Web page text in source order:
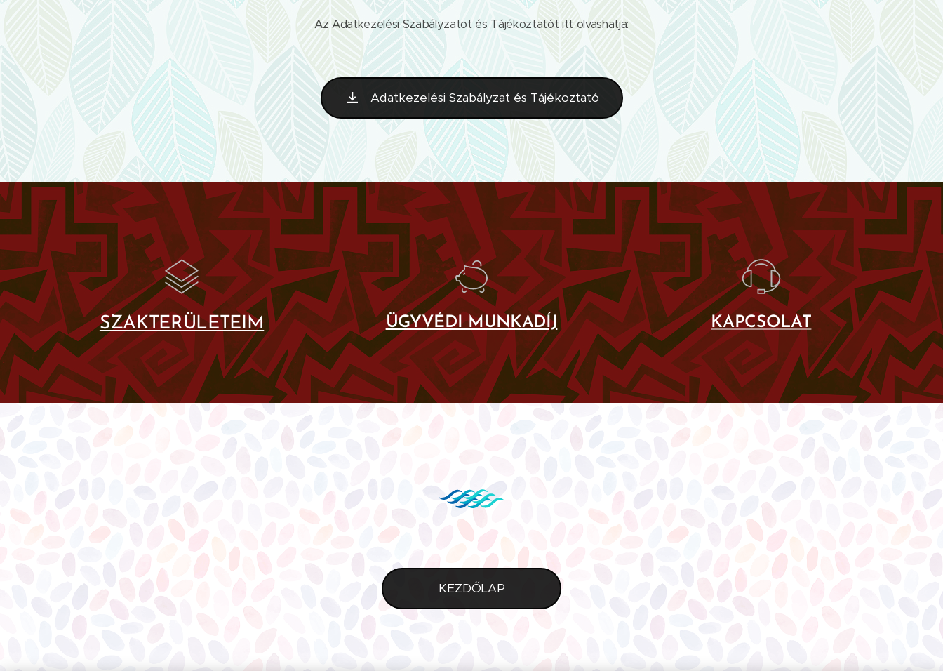
Az Adatkezelési Szabályzatot és Tájékoztatót itt olvashatja:
Adatkezelési Szabályzat és Tájékoztató
SZAKTERÜLETEIM ÜGYVÉDI MUNKADÍJ KAPCSOLAT
KEZDŐLAP